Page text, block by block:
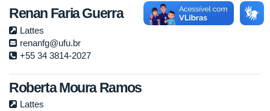
Renan Faria Guerra
Lattes
renanfg@ufu.br
+55 34 3814-2027
Roberta Moura Ramos
Lattes